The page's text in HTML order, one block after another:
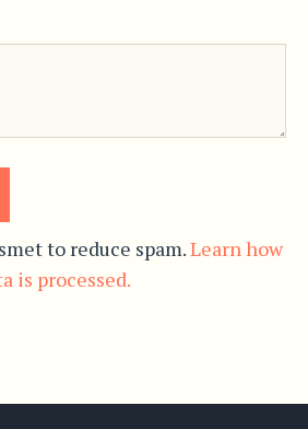
to reduce spam.Learn how
is processed.